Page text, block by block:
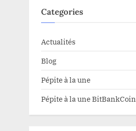
Categories
Actualités
Blog
Pépite à la une
Pépite à la une BitBankCoin